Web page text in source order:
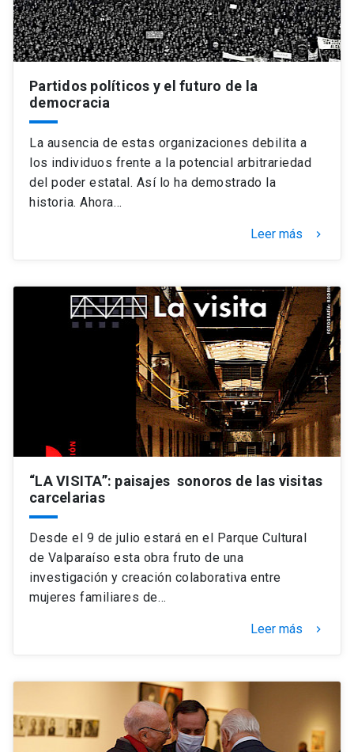
Partidos políticos y el futuro de la
democracia
La ausencia de estas organizaciones debilita a
los individuos frente a la potencial arbitrariedad
del poder estatal. Así lo ha demostrado la
historia. Ahora…
Leer más keyboard_arrow_right
“LA VISITA”: paisajes sonoros de las visitas
carcelarias
Desde el 9 de julio estará en el Parque Cultural
de Valparaíso esta obra fruto de una
investigación y creación colaborativa entre
mujeres familiares de…
Leer más keyboard_arrow_right